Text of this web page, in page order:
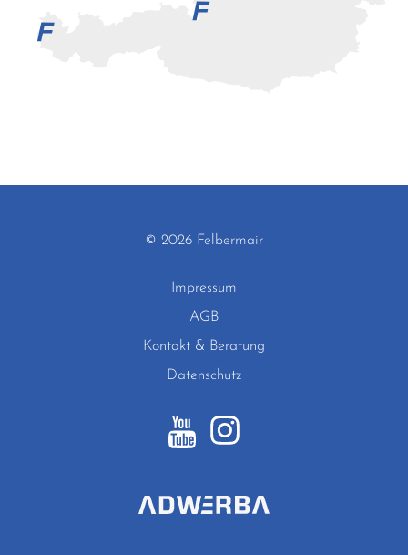
© 2026 Felbermair
Impressum
AGB
Kontakt & Beratung
Datenschutz